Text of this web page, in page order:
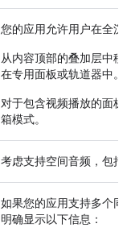
您的应用允许用户在全沉
从内容顶部的叠加层中移
在专用面板或轨道器中。
对于包含视频播放的面板
箱模式。
考虑支持空间音频，包括
如果您的应用支持多个同
明确显示以下信息：